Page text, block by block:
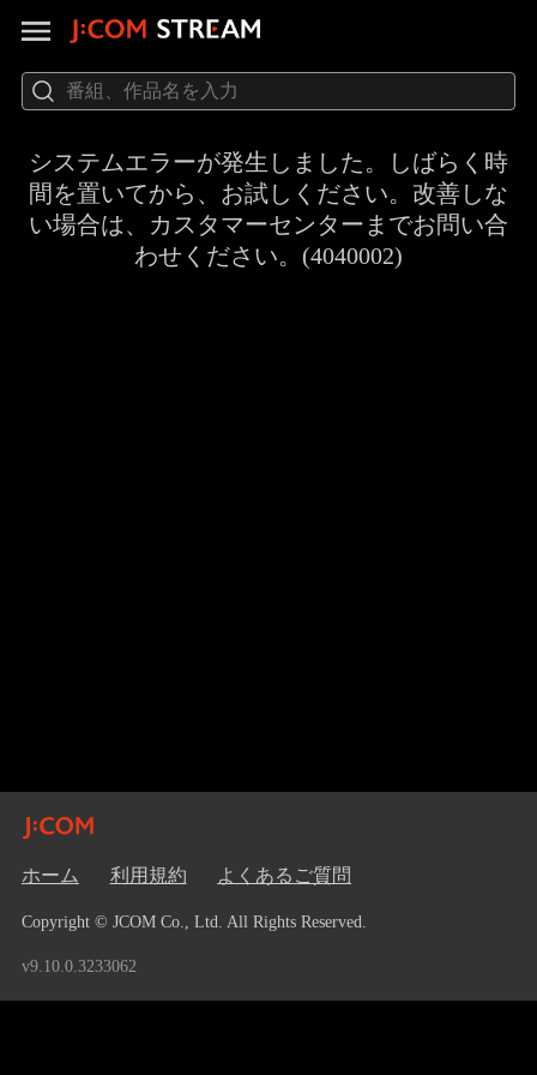
システムエラーが発生しました。しばらく時
間を置いてから、お試しください。改善しな
い場合は、カスタマーセンターまでお問い合
わせください。(4040002)
ホーム 利用規約 よくあるご質問
Copyright © JCOM Co., Ltd. All Rights Reserved.
v9.10.0.3233062